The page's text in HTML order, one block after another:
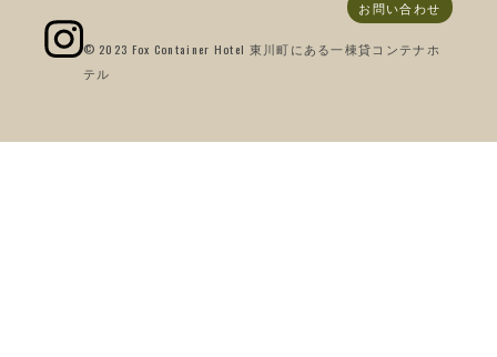
お問い合わせ
© 2023 Fox Container Hotel 東川町にある一棟貸コンテナホ
テル